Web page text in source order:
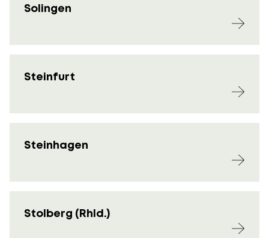
Solingen
Steinfurt
Steinhagen
Stolberg (Rhld.)